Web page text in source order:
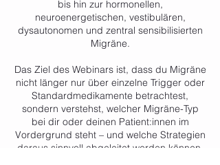
bis hin zur hormonellen,
neuroenergetischen, vestibulären,
dysautonomen und zentral sensibilisierten
Migräne.
Das Ziel des Webinars ist, dass du Migräne
nicht länger nur über einzelne Trigger oder
Standardmedikamente betrachtest,
sondern verstehst, welcher Migräne-Typ
bei dir oder deinen Patient:innen im
Vordergrund steht – und welche Strategien
daraus sinnvoll abgeleitet werden können.